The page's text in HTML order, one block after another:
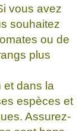
vous avez
souhaitez
ou de
plus
et dans la
espèces et
Assurez-